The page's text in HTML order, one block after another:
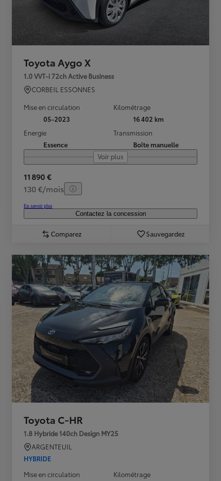
Toyota Aygo X
1.0 VVT-i 72ch Active Business
CORBEIL ESSONNES
Mise en circulation
05-2023
Kilométrage
16 402 km
Energie
Essence
Transmission
Boîte manuelle
Voir plus
11 890 €
130 €/mois
En savoir plus
Contactez la concession
Comparez Sauvegardez
Toyota C-HR
1.8 Hybride 140ch Design MY25
ARGENTEUIL
HYBRIDE
Mise en circulation
Kilométrage